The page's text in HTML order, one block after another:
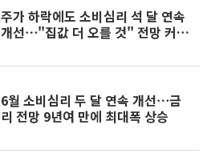
주가 하락에도 소비심리 석 달 연속
개선⋯"집값 더 오를 것" 전망 커졌
6월 소비심리 두 달 연속 개선⋯금
리 전망 9년여 만에 최대폭 상승